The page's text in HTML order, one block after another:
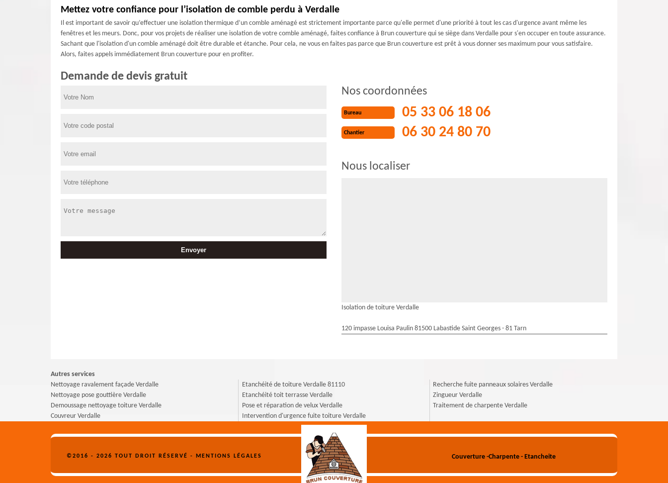
Mettez votre confiance pour l’isolation de comble perdu à Verdalle
Il est important de savoir qu’effectuer une isolation thermique d’un comble aménagé est strictement importante parce qu'elle permet d'une priorité à tout les cas d'urgence avant même les
fenêtres et les meurs. Donc, pour vos projets de réaliser une isolation de votre comble aménagé, faites confiance à Brun couverture qui se siège dans Verdalle pour s'en occuper en toute assurance.
Sachant que l'isolation d'un comble aménagé doit être durable et étanche. Pour cela, ne vous en faites pas parce que Brun couverture est prêt à vous donner ses maximum pour vous satisfaire.
Alors, faites appels immédiatement Brun couverture pour en profiter.
Demande de devis gratuit
Nos coordonnées
Bureau 05 33 06 18 06
Chantier 06 30 24 80 70
Nous localiser
Isolation de toiture Verdalle
120 impasse Louisa Paulin 81500 Labastide Saint Georges - 81 Tarn
Autres services
Nettoyage ravalement façade Verdalle
Nettoyage pose gouttière Verdalle
Demoussage nettoyage toiture Verdalle
Couvreur Verdalle
Etanchéité de toiture Verdalle 81110
Etanchéité toit terrasse Verdalle
Pose et réparation de velux Verdalle
Intervention d'urgence fuite toiture Verdalle
Recherche fuite panneaux solaires Verdalle
Zingueur Verdalle
Traitement de charpente Verdalle
©2016 - 2026 TOUT DROIT RÉSERVÉ - MENTIONS LÉGALES Couverture -Charpente - Etancheite